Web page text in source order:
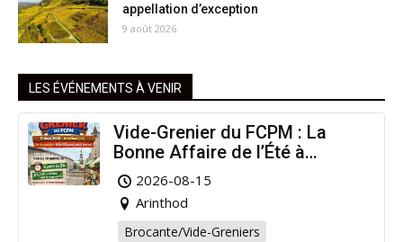
appellation d’exception
9 août 2026
LES ÉVÉNEMENTS À VENIR
Vide-Grenier du FCPM : La
Bonne Affaire de l’Été à
Arinthod !
2026-08-15
Arinthod
Brocante/Vide-Greniers